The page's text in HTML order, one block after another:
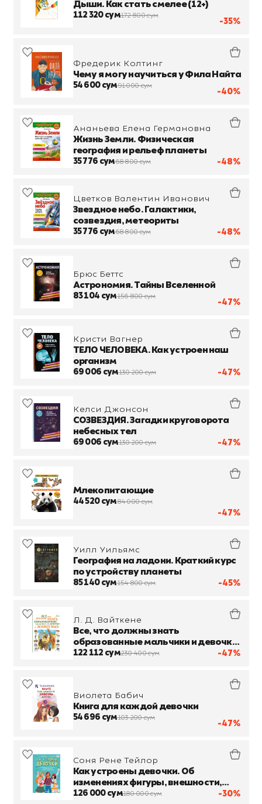
-35%
Дыши. Как стать смелее (12+)
112 320 сум172 800 сум
-40%
Фредерик Колтинг
Чему я могу научиться у Фила Найта
54 600 сум91 000 сум
-48%
Ананьева Елена Германовна
Жизнь Земли. Физическая
география и рельеф планеты
35 776 сум68 800 сум
-48%
Цветков Валентин Иванович
Звездное небо. Галактики,
созвездия, метеориты
35 776 сум68 800 сум
-47%
Брюс Беттс
Астрономия. Тайны Вселенной
83 104 сум156 800 сум
-47%
Кристи Вагнер
ТЕЛО ЧЕЛОВЕКА. Как устроен наш
организм
69 006 сум130 200 сум
-47%
Келси Джонсон
СОЗВЕЗДИЯ. Загадки круговорота
небесных тел
69 006 сум130 200 сум
-47%
Млекопитающие
44 520 сум84 000 сум
-45%
Уилл Уильямс
География на ладони. Краткий курс
по устройству планеты
85 140 сум154 800 сум
-47%
Л. Д. Вайткене
Все, что должны знать
образованные мальчики и девочки
о животных
122 112 сум230 400 сум
-47%
Виолета Бабич
Книга для каждой девочки
54 696 сум103 200 сум
-30%
Соня Рене Тейлор
Как устроены девочки. Об
изменениях фигуры, внешности,
перепадах настроения, а также о
126 000 сум180 000 сум